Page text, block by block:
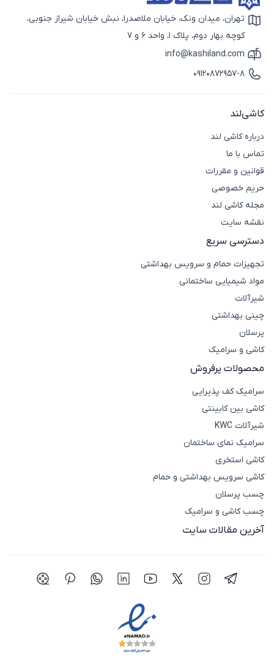
آیکون نقشه
تهران، میدان ونک، خیابان ملاصدرا، نبش خیابان شیراز جنوبی،
کوچه بهار دوم، پلاک 1، واحد 6 و 7
آیکون ایمیل
info@kashiland.com
آیکون تماس
09120872957-8
کاشی‌لند
درباره کاشی لند
تماس با ما
قوانین و مقررات
حریم خصوصی
مجله کاشی لند
نقشه سایت
دسترسی سریع
تجهیزات حمام و سرویس بهداشتی
مواد شیمیایی ساختمانی
شیرآلات
چینی بهداشتی
پرسلان
کاشی و سرامیک
محصولات پرفروش
سرامیک کف پذیرایی
کاشی بین کابینتی
شیرآلات KWC
سرامیک نمای ساختمان
کاشی استخری
کاشی سرویس بهداشتی و حمام
چسب پرسلان
چسب کاشی و سرامیک
آخرین مقالات سایت
شبکه اجتماعی تلگرام
شبکه اجتماعی اینستاگرام
شبکه اجتماعی توییتر(ایکس)
شبکه اجتماعی یوتیوب
شبکه اجتماعی لینکدین
شبکه اجتماعی واتساپ
شبکه اجتماعی
شبکه